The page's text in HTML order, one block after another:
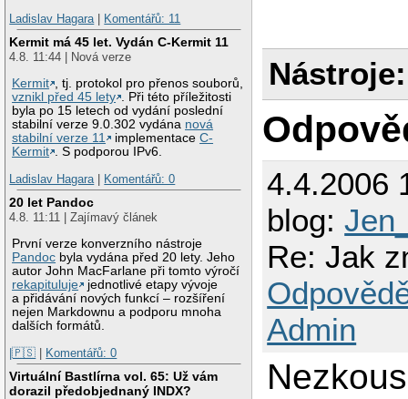
Ladislav Hagara | Komentářů: 11
Kermit má 45 let. Vydán C-Kermit 11
4.8. 11:44 | Nová verze
Kermit , tj. protokol pro přenos souborů,
vznikl před 45 lety . Při této příležitosti
byla po 15 letech od vydání poslední
stabilní verze 9.0.302 vydána nová
stabilní verze 11
implementaceC-
Kermit . S podporou IPv6.
Ladislav Hagara | Komentářů: 0
20 let Pandoc
4.8. 11:11 | Zajímavý článek
První verze konverzního nástroje
Pandoc byla vydána před 20 lety. Jeho
autor John MacFarlane při tomto výročí
rekapituluje
jednotlivé etapy vývoje
a přidávání nových funkcí – rozšíření
nejen Markdownu a podporu mnoha
dalších formátů.
|🇵🇸 | Komentářů: 0
Virtuální Bastlírna vol. 65: Už vám
dorazil předobjednaný INDX?
Nástroje:
4.4.2006
blog:
Re: Jak
Admin